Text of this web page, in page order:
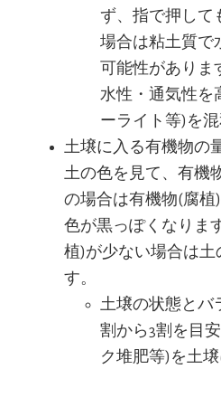
ず、指で押して
場合は粘土質で
可能性がありま
水性・通気性を
ーライト等)を混
土壌に入る有機物の
土の色を見て、有機
の場合は有機物(腐
色が黒っぽくなりま
植)が少ない場合は土
す。
土壌の状態とバ
割から3割を目
ク堆肥等)を土